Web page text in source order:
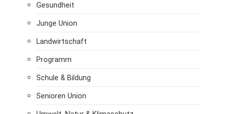
Gesundheit
Junge Union
Landwirtschaft
Programm
Schule & Bildung
Senioren Union